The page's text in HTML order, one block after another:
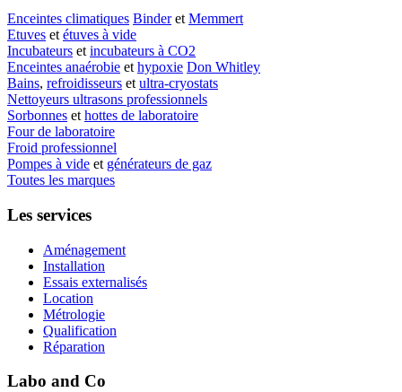
Enceintes climatiques Binderet Memmert
Etuves et étuves à vide
Incubateurs et incubateurs à CO2
Enceintes anaérobie et hypoxie Don Whitley
Bains, refroidisseurs et ultra-cryostats
Nettoyeurs ultrasons professionnels
Sorbonnes et hottes de laboratoire
Four de laboratoire
Froid professionnel
Pompes à vide et générateurs de gaz
Toutes les marques
Les services
Aménagement
Installation
Essais externalisés
Location
Métrologie
Qualification
Réparation
Labo and Co